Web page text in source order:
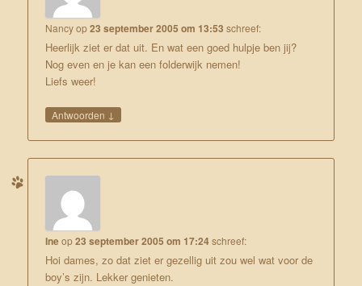
Nancyop23 september 2005 om 13:53 schreef:
Heerlijk ziet er dat uit. En wat een goed hulpje ben jij?
Nog even en je kan een folderwijk nemen!
Liefs weer!
Antwoorden ↓
Ineop23 september 2005 om 17:24schreef:
Hoi dames, zo dat ziet er gezellig uit zou wel wat voor de
boy’s zijn. Lekker genieten.